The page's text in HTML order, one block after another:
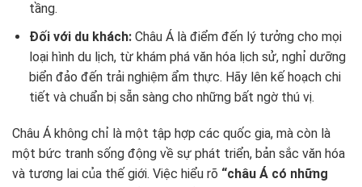
tầng.
Đối với du khách:Châu Á là điểm đến lý tưởng cho mọi
loại hình du lịch, từ khám phá văn hóa lịch sử, nghỉ dưỡng
biển đảo đến trải nghiệm ẩm thực. Hãy lên kế hoạch chi
tiết và chuẩn bị sẵn sàng cho những bất ngờ thú vị.
Châu Á không chỉ là một tập hợp các quốc gia, mà còn là
một bức tranh sống động về sự phát triển, bản sắc văn hóa
và tương lai của thế giới. Việc hiểu rõ “châu Á có những